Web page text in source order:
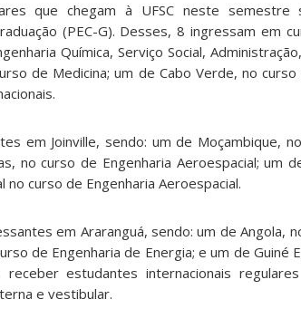
que chegam à UFSC neste semestre
(PEC-G). Desses, 8 ingressam em
Química, Serviço Social,
de Medicina; um de Cabo Verde, no
em Joinville, sendo: um de Moçambique,
no curso de Engenharia Aeroespacial; um
no curso de Engenharia Aeroespacial.
em Araranguá, sendo: um de Angola,
de Engenharia de Energia; e um de Guiné
receber estudantes internacionais
e vestibular.